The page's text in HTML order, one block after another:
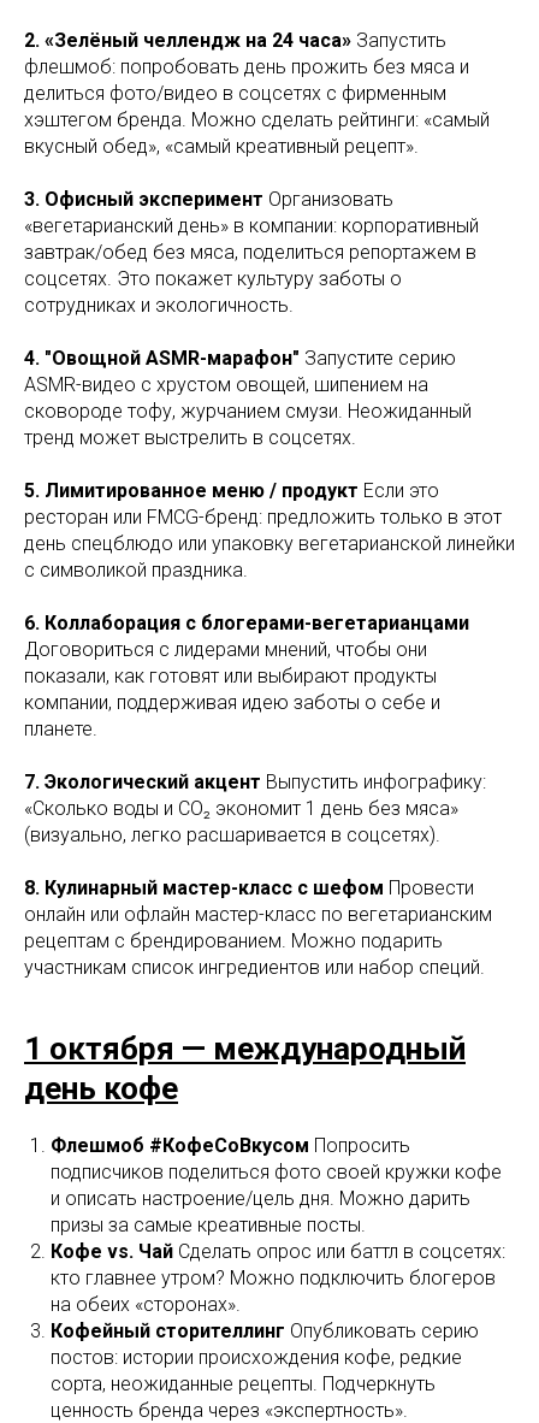
2. «Зелёный челлендж на 24 часа» Запустить
флешмоб: попробовать день прожить без мяса и
делиться фото/видео в соцсетях с фирменным
хэштегом бренда. Можно сделать рейтинги: «самый
вкусный обед», «самый креативный рецепт».
3. Офисный эксперимент Организовать
«вегетарианский день» в компании: корпоративный
завтрак/обед без мяса, поделиться репортажем в
соцсетях. Это покажет культуру заботы о
сотрудниках и экологичность.
4. "Овощной ASMR-марафон" Запустите серию
ASMR-видео с хрустом овощей, шипением на
сковороде тофу, журчанием смузи. Неожиданный
тренд может выстрелить в соцсетях.
5. Лимитированное меню / продукт Если это
ресторан или FMCG-бренд: предложить только в этот
день спецблюдо или упаковку вегетарианской линейки
с символикой праздника.
6. Коллаборация с блогерами-вегетарианцами
Договориться с лидерами мнений, чтобы они
показали, как готовят или выбирают продукты
компании, поддерживая идею заботы о себе и
планете.
7. Экологический акцент Выпустить инфографику:
«Сколько воды и CO₂ экономит 1 день без мяса»
(визуально, легко расшаривается в соцсетях).
8. Кулинарный мастер-класс с шефом Провести
онлайн или офлайн мастер-класс по вегетарианским
рецептам с брендированием. Можно подарить
участникам список ингредиентов или набор специй.
1 октября — международный
день кофе
Флешмоб #КофеСоВкусом Попросить
подписчиков поделиться фото своей кружки кофе
и описать настроение/цель дня. Можно дарить
призы за самые креативные посты.
Кофе vs. Чай Сделать опрос или баттл в соцсетях:
кто главнее утром? Можно подключить блогеров
на обеих «сторонах».
Кофейный сторителлинг Опубликовать серию
постов: истории происхождения кофе, редкие
сорта, неожиданные рецепты. Подчеркнуть
ценность бренда через «экспертность».